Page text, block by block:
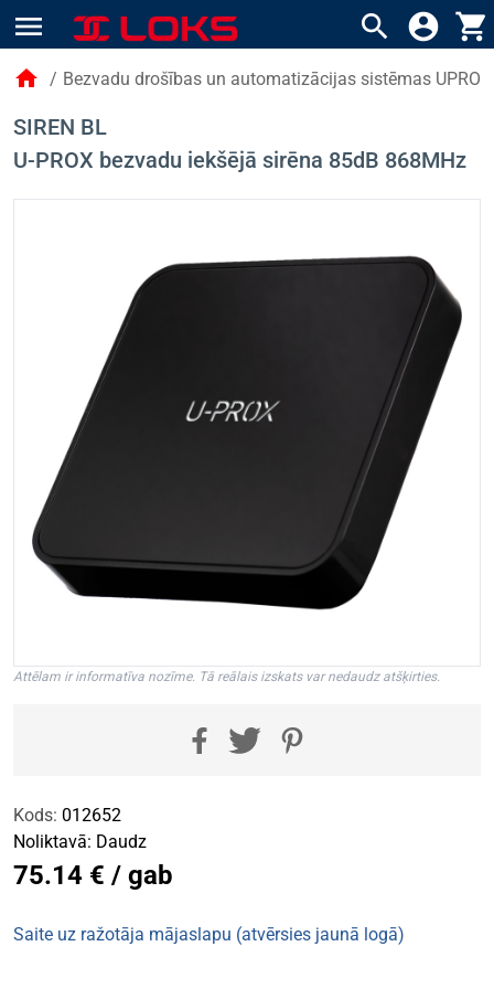
menu search account_circle shopping_cart
home / Bezvadu drošības un automatizācijas sistēmas UPROX
SIREN BL
U-PROX bezvadu iekšējā sirēna 85dB 868MHz
Attēlam ir informatīva nozīme. Tā reālais izskats var nedaudz atšķirties.
Kods: 012652
Noliktavā: Daudz
75.14 € / gab
Saite uz ražotāja mājaslapu (atvērsies jaunā logā)